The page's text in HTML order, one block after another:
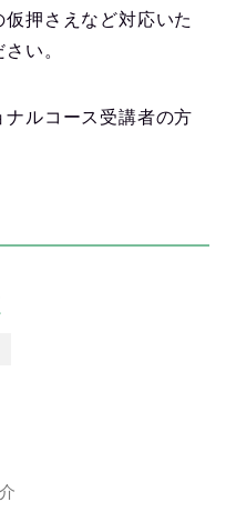
押さえなど対応いた
い。
ルコース受講者の方